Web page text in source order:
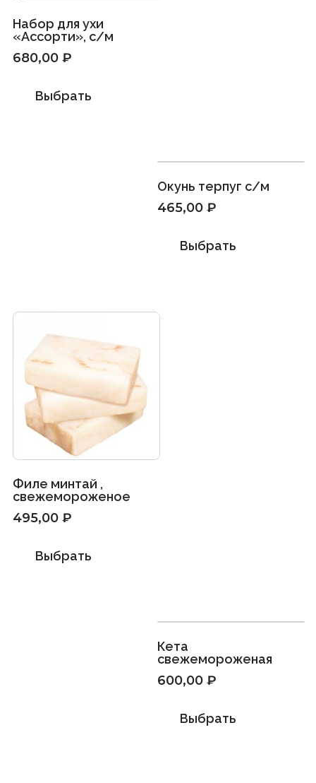
Набор для ухи
«Ассорти», с/м
680,00 ₽
Выбрать
Окунь терпуг с/м
465,00 ₽
Выбрать
Филе минтай ,
свежемороженое
495,00 ₽
Выбрать
Кета
свежемороженая
600,00 ₽
Выбрать